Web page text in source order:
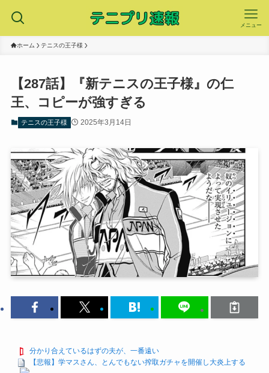
メニュー
ホーム テニスの王子様
【287話】『新テニスの王子様』の仁
王、コピーが強すぎる
テニスの王子様 2025年3月14日
分かり合えているはずの夫が、一番遠い
【悲報】学マスさん、とんでもない搾取ガチャを開催し大炎上する